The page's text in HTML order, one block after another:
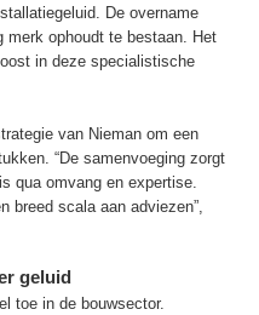
De overname
merk ophoudt te bestaan. Het
in deze specialistische
van Nieman om een
“De samenvoeging zorgt
qua omvang en expertise.
breed scala aan adviezen”,
geluid
toe in de bouwsector.